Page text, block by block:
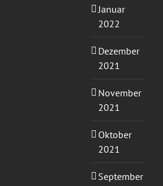
Januar
2022
Dezember
2021
November
2021
Oktober
2021
September